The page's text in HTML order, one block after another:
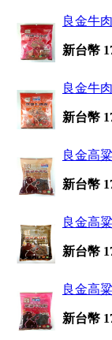
良金牛
新台幣
良金牛
新台幣
良金高
新台幣
良金高
新台幣
良金高
新台幣